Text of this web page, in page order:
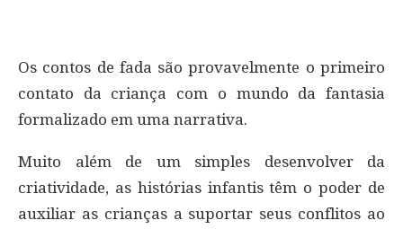
Os contos de fada são provavelmente o primeiro
contato da criança com o mundo da fantasia
formalizado em uma narrativa.
Muito além de um simples desenvolver da
criatividade, as histórias infantis têm o poder de
auxiliar as crianças a suportar seus conflitos ao